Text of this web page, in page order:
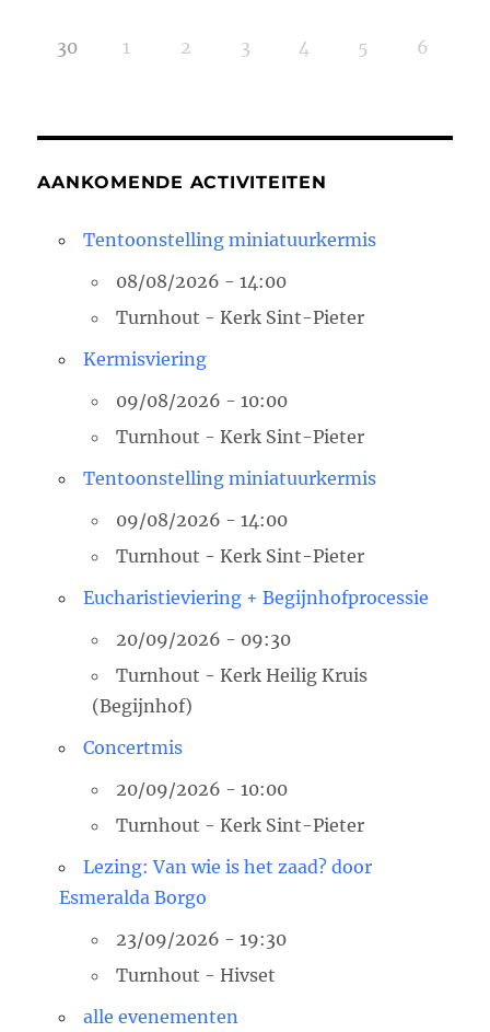
30 1 2 3 4 5 6
AANKOMENDE ACTIVITEITEN
Tentoonstelling miniatuurkermis
08/08/2026 - 14:00
Turnhout - Kerk Sint-Pieter
Kermisviering
09/08/2026 - 10:00
Turnhout - Kerk Sint-Pieter
Tentoonstelling miniatuurkermis
09/08/2026 - 14:00
Turnhout - Kerk Sint-Pieter
Eucharistieviering + Begijnhofprocessie
20/09/2026 - 09:30
Turnhout - Kerk Heilig Kruis
(Begijnhof)
Concertmis
20/09/2026 - 10:00
Turnhout - Kerk Sint-Pieter
Lezing: Van wie is het zaad? door
Esmeralda Borgo
23/09/2026 - 19:30
Turnhout - Hivset
alle evenementen